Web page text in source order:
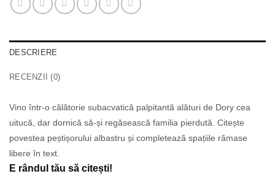
DESCRIERE
RECENZII (0)
Vino într-o călătorie subacvatică palpitantă alături de Dory cea
uitucă, dar dornică să-și regăsească familia pierdută. Citește
povestea peștișorului albastru și completează spațiile rămase
libere în text.
E rândul tău să citești!